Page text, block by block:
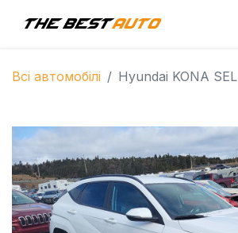
Всі автомобілі Hyundai KONA SEL